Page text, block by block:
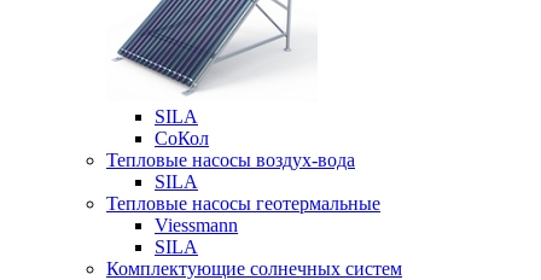
SILA
СоКол
Тепловые насосы воздух-вода
SILA
Тепловые насосы геотермальные
Viessmann
SILA
Комплектующие солнечных систем